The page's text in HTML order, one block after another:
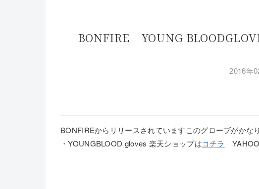
BONFIRE YOUNG
2016年
BONFIREからリリースされていますこのグローブがかな
・YOUNGBLOOD gloves 楽天ショップはコチラ